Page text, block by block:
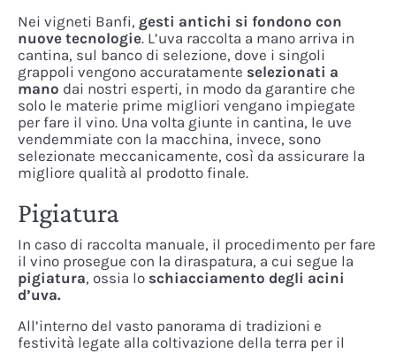
Nei vigneti Banfi, gesti antichi si fondono con
nuove tecnologie. L’uva raccolta a mano arriva in
cantina, sul banco di selezione, dove i singoli
grappoli vengono accuratamente selezionati a
mano dai nostri esperti, in modo da garantire che
solo le materie prime migliori vengano impiegate
per fare il vino. Una volta giunte in cantina, le uve
vendemmiate con la macchina, invece, sono
selezionate meccanicamente, così da assicurare la
migliore qualità al prodotto finale.
Pigiatura
In caso di raccolta manuale, il procedimento per fare
il vino prosegue con la diraspatura, a cui segue la
pigiatura, ossia lo schiacciamento degli acini
d’uva.
All’interno del vasto panorama di tradizioni e
festività legate alla coltivazione della terra per il